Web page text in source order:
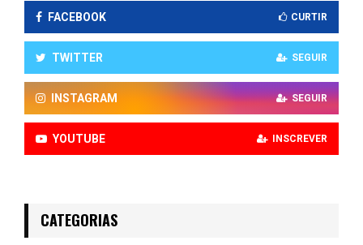
FACEBOOK CURTIR
TWITTER SEGUIR
INSTAGRAM SEGUIR
YOUTUBE INSCREVER
CATEGORIAS